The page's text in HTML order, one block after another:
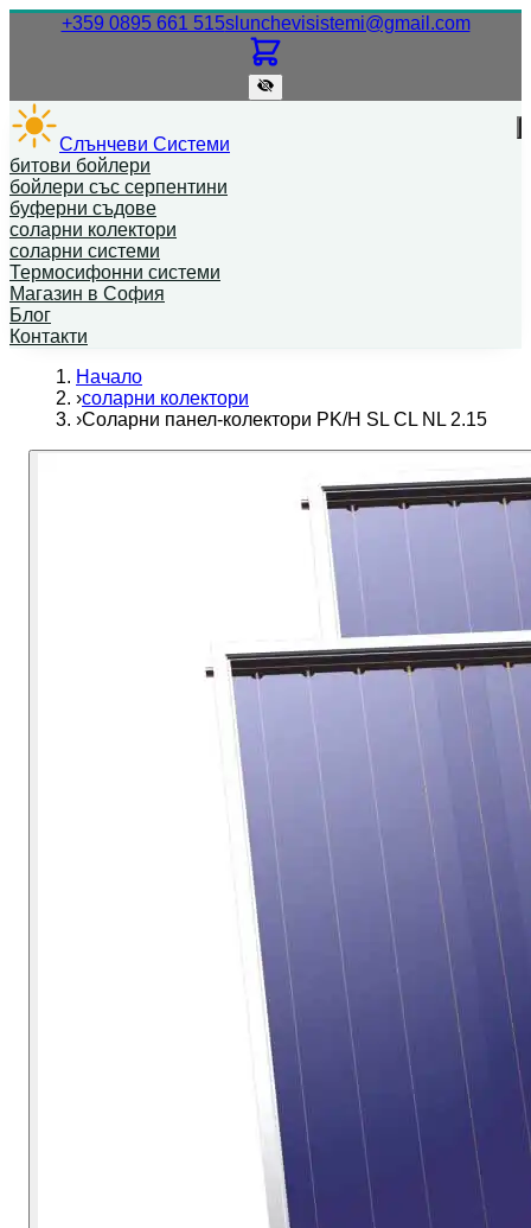
+359 0895 661 515Нашият телефонен номер.
slunchevisistemi@gmail.com
Слънчеви Системи
битови бойлери
бойлери със серпентини
буферни съдове
соларни колектори
соларни системи
Термосифонни системи
Магазин в София
Блог
Контакти
Начало
›соларни колектори
›Соларни панел-колектори PK/H SL CL NL 2.15